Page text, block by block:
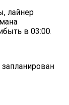
, лайнер
в 03:00.
запланирован